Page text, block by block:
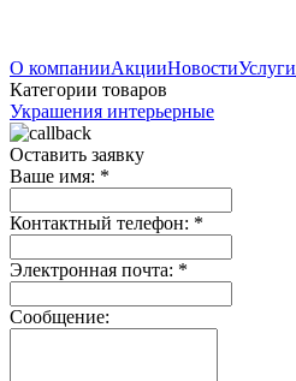
О компанииАкцииНовостиУслуги
Категории товаров
Украшения интерьерные
Оставить заявку
Ваше имя: *
Контактный телефон: *
Электронная почта: *
Сообщение: